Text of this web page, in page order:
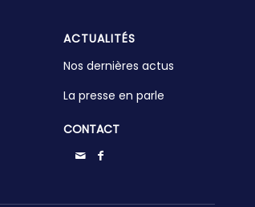
ACTUALITÉS
Nos dernières actus
La presse en parle
CONTACT